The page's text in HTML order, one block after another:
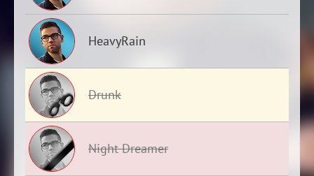
HeavyRain
Drunk
Night Dreamer